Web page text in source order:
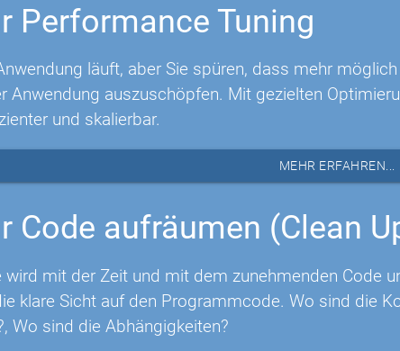
Performance Tuning
läuft, aber Sie spüren, dass mehr
Anwendung auszuschöpfen. Mit gezielten
und skalierbar.
MEHR ERFAHREN...
Code aufräumen (Clean
wird mit der Zeit und mit dem zunehmenden Code
klare Sicht auf den Programmcode. Wo sind die
Wo sind die Abhängigkeiten?